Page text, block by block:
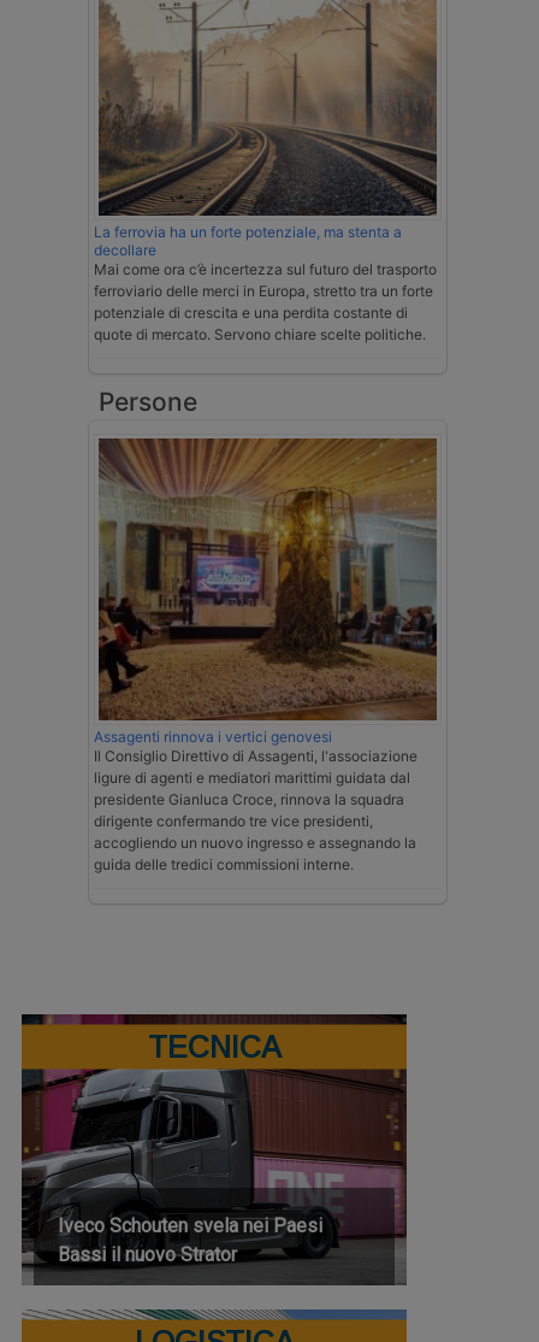
La ferrovia ha un forte potenziale, ma stenta a
decollare
Mai come ora c’è incertezza sul futuro del trasporto
ferroviario delle merci in Europa, stretto tra un forte
potenziale di crescita e una perdita costante di
quote di mercato. Servono chiare scelte politiche.
Persone
Assagenti rinnova i vertici genovesi
Il Consiglio Direttivo di Assagenti, l'associazione
ligure di agenti e mediatori marittimi guidata dal
presidente Gianluca Croce, rinnova la squadra
dirigente confermando tre vice presidenti,
accogliendo un nuovo ingresso e assegnando la
guida delle tredici commissioni interne.
TECNICA
Iveco Schouten svela nei Paesi
Bassi il nuovo Strator